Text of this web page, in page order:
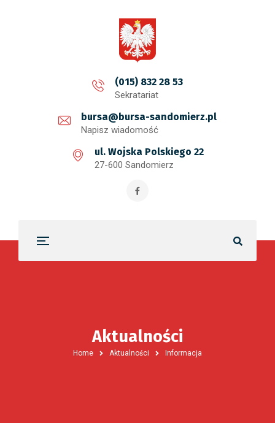
(015) 832 28 53
Sekratariat
bursa@bursa-sandomierz.pl
Napisz wiadomość
ul. Wojska Polskiego 22
27-600 Sandomierz
Aktualności
Home Aktualności Informacja